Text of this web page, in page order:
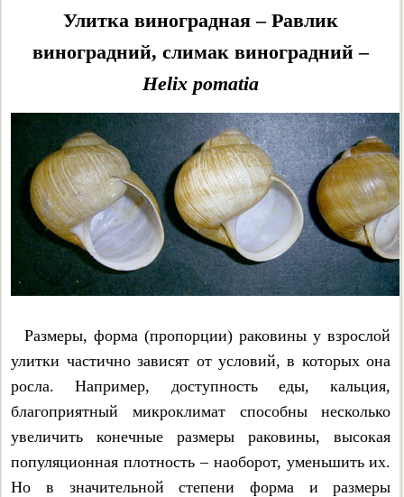
Eobania vermiculata
Ох уж эти цепеи!
Cepaea nemoralis
Нижняя полоса и определение цепей
Cepaea hortensis
Cepaea vindobonensis
Откуда “пришли” цепеи?
Цепеи и полиморфизм окраски
раковины
Drobacia banatica
Улитка виноградная – Равлик
виноградний, слимак виноградний –
Helix pomatia
Размеры, форма (пропорции) раковины у взрослой
улитки частично зависят от условий, в которых она
росла. Например, доступность еды, кальция,
благоприятный микроклимат способны несколько
увеличить конечные размеры раковины, высокая
популяционная плотность – наоборот, уменьшить их.
Но в значительной степени форма и размеры